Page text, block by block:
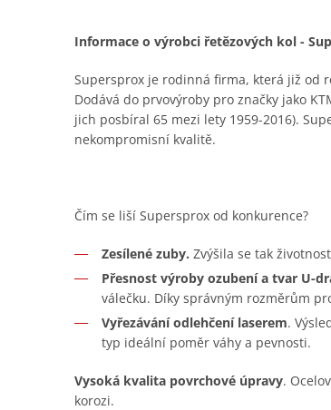
Informace o výrobci řetězových kol -
Supersprox je rodinná firma, která již od
Dodává do prvovýroby pro značky jako
jich posbíral 65 mezi lety 1959-2016).
nekompromisní kvalitě.
Čím se liší Supersprox od konkurence?
Zesílené zuby. Zvýšila se tak
Přesnost výroby ozubení a tvar U-
válečku. Díky správným rozměrům
Vyřezávání odlehčení laserem.
typ ideální poměr váhy a pevnosti.
Vysoká kvalita povrchové úpravy.
korozi.